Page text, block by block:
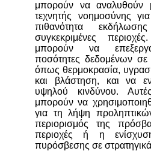
μπορούν να αναλυθούν
τεχνητής νοημοσύνης
πιθανότητα
συγκεκριμένες
μπορούν να
ποσότητες δεδομένων σε
όπως θερμοκρασία,
και βλάστηση, και να
υψηλού κινδύνου.
μπορούν να
για τη λήψη
περιορισμός της
περιοχές ή η
πυρόσβεσης σε